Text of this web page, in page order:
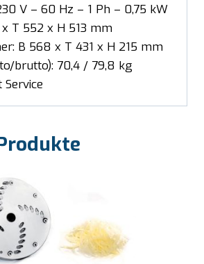
V – 60 Hz – 1 Ph – 0,75 kW
T 552 x H 513 mm
B 568 x T 431 x H 215 mm
brutto): 70,4 / 79,8 kg
Service